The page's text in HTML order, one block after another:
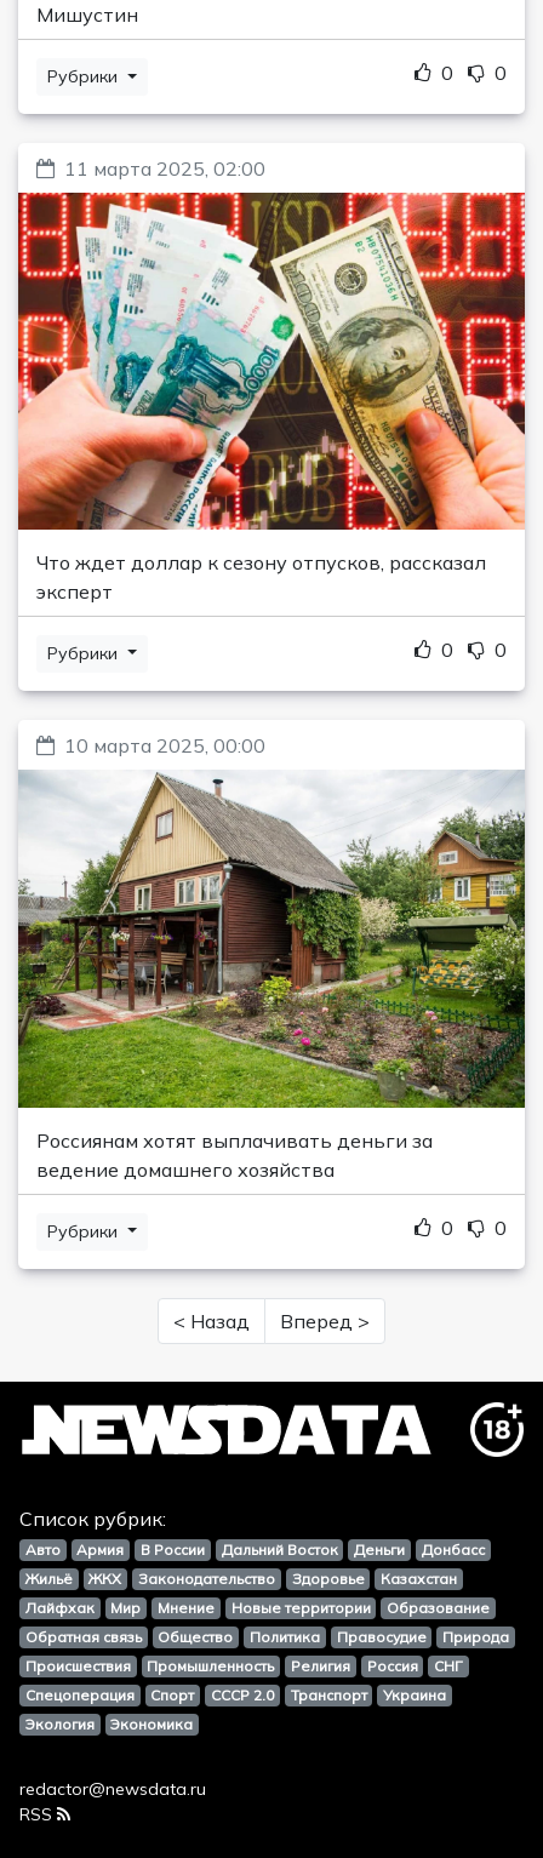
Мишустин
Рубрики 0 0
11 марта 2025, 02:00
Что ждет доллар к сезону отпусков, рассказал
эксперт
Рубрики 0 0
10 марта 2025, 00:00
Россиянам хотят выплачивать деньги за
ведение домашнего хозяйства
Рубрики 0 0
< Назад Вперед >
Список рубрик:
Авто Армия В России Дальний Восток Деньги
Донбасс
Жильё
ЖКХ Законодательство Здоровье
Казахстан
Лайфхак
Мир Мнение Новые территории
Образование
Обратная связь
Общество Политика Правосудие
Природа
Происшествия
Промышленность Религия Россия
СНГ
Спецоперация
Спорт СССР 2.0 Транспорт
Украина
Экология
Экономика
redactor@newsdata.ru
RSS